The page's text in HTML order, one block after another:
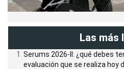
Las más
Serums 2026-II: ¿qué debes
evaluación que se realiza hoy